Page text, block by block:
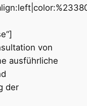
von
ausführliche
der